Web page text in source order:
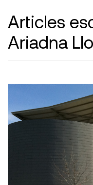
Articles
Ariadna